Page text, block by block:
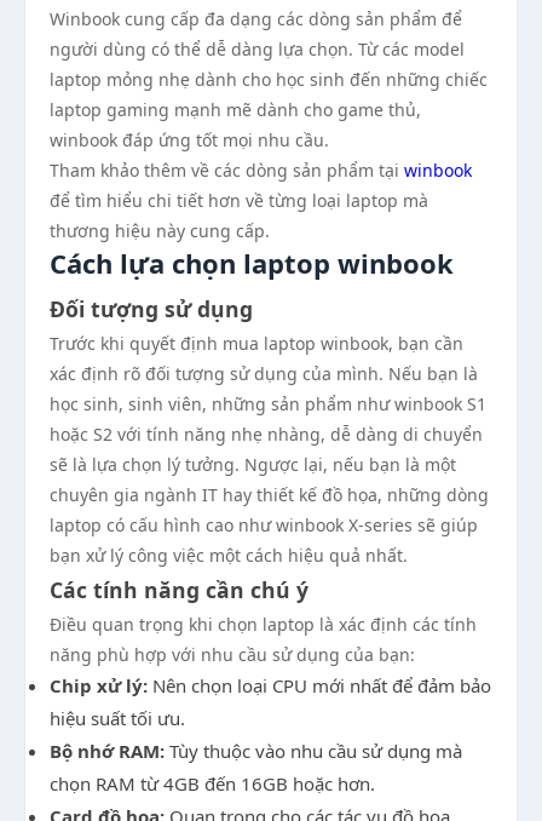
Winbook cung cấp đa dạng các dòng sản phẩm để
người dùng có thể dễ dàng lựa chọn. Từ các model
laptop mỏng nhẹ dành cho học sinh đến những chiếc
laptop gaming mạnh mẽ dành cho game thủ,
winbook đáp ứng tốt mọi nhu cầu.
Tham khảo thêm về các dòng sản phẩm tại winbook
để tìm hiểu chi tiết hơn về từng loại laptop mà
thương hiệu này cung cấp.
Cách lựa chọn laptop winbook
Đối tượng sử dụng
Trước khi quyết định mua laptop winbook, bạn cần
xác định rõ đối tượng sử dụng của mình. Nếu bạn là
học sinh, sinh viên, những sản phẩm như winbook S1
hoặc S2 với tính năng nhẹ nhàng, dễ dàng di chuyển
sẽ là lựa chọn lý tưởng. Ngược lại, nếu bạn là một
chuyên gia ngành IT hay thiết kế đồ họa, những dòng
laptop có cấu hình cao như winbook X-series sẽ giúp
bạn xử lý công việc một cách hiệu quả nhất.
Các tính năng cần chú ý
Điều quan trọng khi chọn laptop là xác định các tính
năng phù hợp với nhu cầu sử dụng của bạn:
Chip xử lý: Nên chọn loại CPU mới nhất để đảm bảo
hiệu suất tối ưu.
Bộ nhớ RAM: Tùy thuộc vào nhu cầu sử dụng mà
chọn RAM từ 4GB đến 16GB hoặc hơn.
Card đồ họa: Quan trọng cho các tác vụ đồ họa